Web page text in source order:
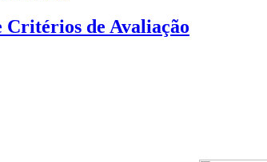
Critérios de Avaliação